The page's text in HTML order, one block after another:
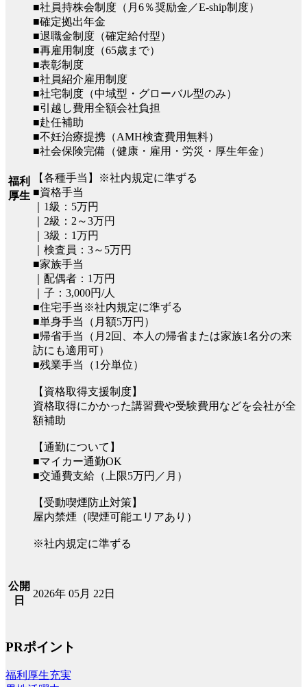
福利
厚生
■社員持株会制度（月6％奨励金／E-ship制度）
■確定拠出年金
■退職金制度（確定給付型）
■再雇用制度（65歳まで）
■表彰制度
■社員紹介雇用制度
■社宅制度（中域型・グローバル型のみ）
■引越し費用全額会社負担
■赴任補助
■不妊治療提携（AMH検査費用無料）
■社会保険完備（健康・雇用・労災・厚生年金）
【各種手当】※社内規定に準ずる
■資格手当
｜1級：5万円
｜2級：2～3万円
｜3級：1万円
｜検査員：3～5万円
■家族手当
｜配偶者：1万円
｜子：3,000円/人
■住宅手当※社内規定に準ずる
■単身手当（月額5万円）
■帰省手当（月2回、本人の帰省または家族1名分の来
訪にも適用可）
■残業手当（1分単位）
【資格取得支援制度】
資格取得にかかった講習費や受験費用などを会社が全
額補助
【通勤について】
■マイカー通勤OK
■交通費支給（上限5万円／月）
【受動喫煙防止対策】
屋内禁煙（喫煙可能エリアあり）
※社内規定に準ずる
公開
日
2026年 05月 22日
PRポイント
福利厚生充実